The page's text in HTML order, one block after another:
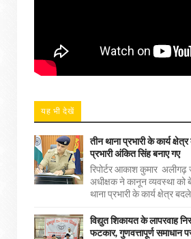
यह भी देखें
तीन थाना प्रभारी के कार्य
प्रभारी अंकित सिंह बनाए गए
रिपोर्टर आकाश कुमार अलीगढ़
अधीक्षक ने कानून व्यवस्था को
थाना प्रभारी के कार्य क्षेत्र
विद्युत शिकायत के लापरवाह
फटकार, गुणवत्तापूर्ण समाधान